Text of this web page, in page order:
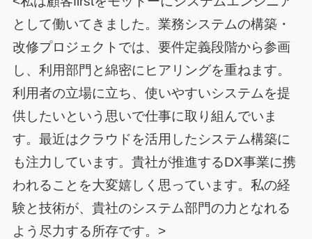
として働いてきました。業務システムの構築・
改修プロジェクトでは、要件定義段階から参画
し、利用部門と綿密にヒアリングを重ねます。
利用者の立場に立ち、使いやすいシステムを提
供したいという思いで仕事に取り組んでいま
す。最近はクラウドを活用したシステム構築に
も注力しています。貴社が推進するDX事業に携
われることを大変嬉しく思っています。私の経
験と技術が、貴社のシステム部門の力となれる
よう尽力する所存です。>